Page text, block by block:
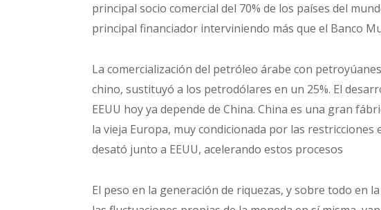
principal socio comercial del 70% de los países del
principal financiador interviniendo más que el Banco
La comercialización del petróleo árabe con
chino, sustituyó a los petrodólares en un 25%. El
EEUU hoy ya depende de China. China es una gran
la vieja Europa, muy condicionada por las restricciones
desató junto a EEUU, acelerando estos procesos
El peso en la generación de riquezas, y sobre todo en